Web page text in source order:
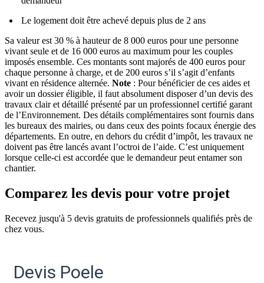
Le logement doit être achevé depuis plus de 2 ans
Sa valeur est 30 % à hauteur de 8 000 euros pour une personne
vivant seule et de 16 000 euros au maximum pour les couples
imposés ensemble. Ces montants sont majorés de 400 euros pour
chaque personne à charge, et de 200 euros s’il s’agit d’enfants
vivant en résidence alternée. Note : Pour bénéficier de ces aides et
avoir un dossier éligible, il faut absolument disposer d’un devis des
travaux clair et détaillé présenté par un professionnel certifié garant
de l’Environnement. Des détails complémentaires sont fournis dans
les bureaux des mairies, ou dans ceux des points focaux énergie des
départements. En outre, en dehors du crédit d’impôt, les travaux ne
doivent pas être lancés avant l’octroi de l’aide. C’est uniquement
lorsque celle-ci est accordée que le demandeur peut entamer son
chantier.
Comparez les devis pour votre projet
Recevez jusqu'à 5 devis gratuits de professionnels qualifiés près de
chez vous.
Devis Poele